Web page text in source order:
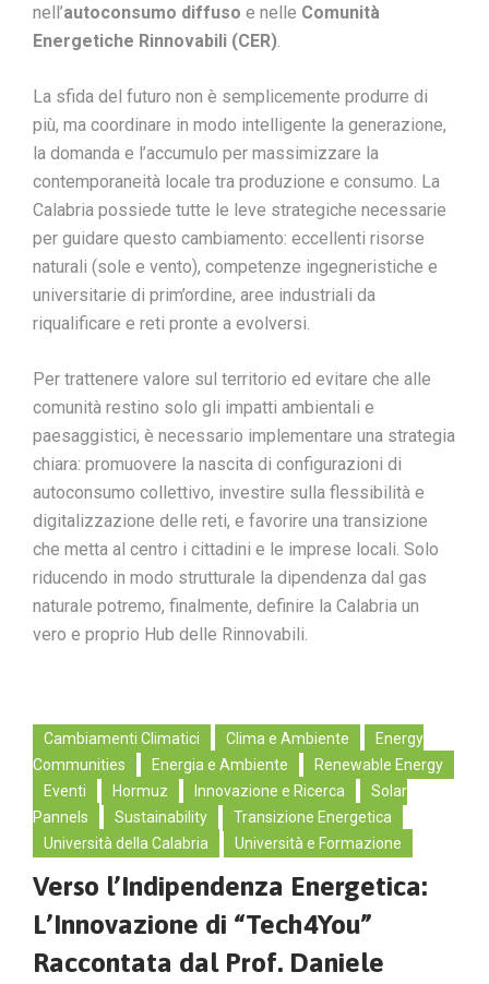
nell’autoconsumo diffuso e nelle Comunità
Energetiche Rinnovabili (CER).
La sfida del futuro non è semplicemente produrre di
più, ma coordinare in modo intelligente la generazione,
la domanda e l’accumulo per massimizzare la
contemporaneità locale tra produzione e consumo. La
Calabria possiede tutte le leve strategiche necessarie
per guidare questo cambiamento: eccellenti risorse
naturali (sole e vento), competenze ingegneristiche e
universitarie di prim’ordine, aree industriali da
riqualificare e reti pronte a evolversi.
Per trattenere valore sul territorio ed evitare che alle
comunità restino solo gli impatti ambientali e
paesaggistici, è necessario implementare una strategia
chiara: promuovere la nascita di configurazioni di
autoconsumo collettivo, investire sulla flessibilità e
digitalizzazione delle reti, e favorire una transizione
che metta al centro i cittadini e le imprese locali. Solo
riducendo in modo strutturale la dipendenza dal gas
naturale potremo, finalmente, definire la Calabria un
vero e proprio Hub delle Rinnovabili.
Cambiamenti Climatici Clima e Ambiente
Energy
Communities
Energia e Ambiente
Renewable Energy
Eventi
Hormuz Innovazione e Ricerca
Solar
Pannels
Sustainability
Transizione Energetica
Università della Calabria
Università e Formazione
Verso l’Indipendenza Energetica:
L’Innovazione di “Tech4You”
Raccontata dal Prof. Daniele